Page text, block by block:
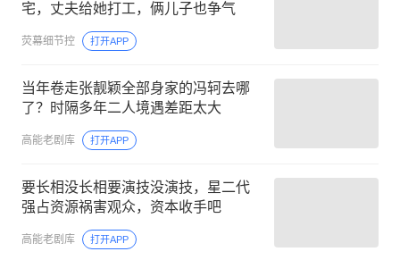
宅，丈夫给她打工，俩儿子也争气
荧幕细节控 打开APP
当年卷走张靓颖全部身家的冯轲去哪
了？时隔多年二人境遇差距太大
高能老剧库 打开APP
要长相没长相要演技没演技，星二代
强占资源祸害观众，资本收手吧
高能老剧库 打开APP